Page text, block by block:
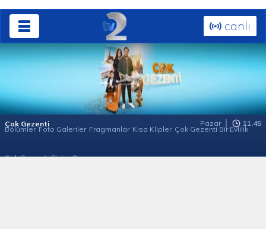
canlı
Çok Gezenti Pazar 11.45
Bölümler Foto Galeriler Fragmanlar Kısa Klipler Çok Gezenti Bir Evlilik
Çok Gezenti: Bizim Ora